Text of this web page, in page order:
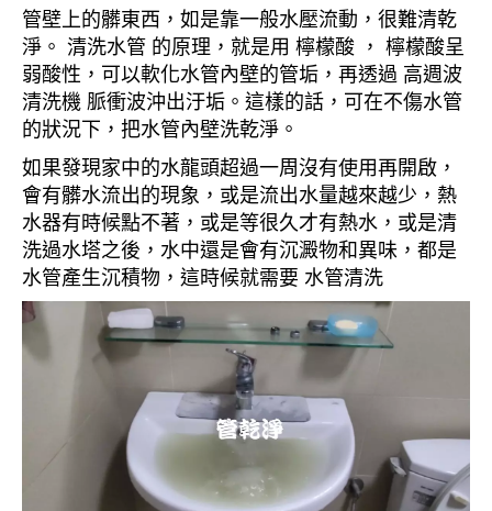
管壁上的髒東西，如是靠一般水壓流動，很難清乾
淨。 清洗水管 的原理，就是用 檸檬酸 ， 檸檬酸呈
弱酸性，可以軟化水管內壁的管垢，再透過 高週波
清洗機 脈衝波沖出汙垢。這樣的話，可在不傷水管
的狀況下，把水管內壁洗乾淨。
如果發現家中的水龍頭超過一周沒有使用再開啟，
會有髒水流出的現象，或是流出水量越來越少，熱
水器有時候點不著，或是等很久才有熱水，或是清
洗過水塔之後，水中還是會有沉澱物和異味，都是
水管產生沉積物，這時候就需要 水管清洗